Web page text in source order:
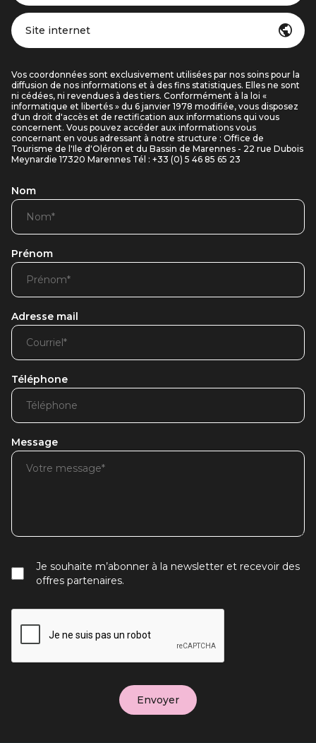
Site internet
Vos coordonnées sont exclusivement utilisées par nos soins pour la
diffusion de nos informations et à des fins statistiques. Elles ne sont
ni cédées, ni revendues à des tiers. Conformément à la loi «
informatique et libertés » du 6 janvier 1978 modifiée, vous disposez
d'un droit d'accès et de rectification aux informations qui vous
concernent. Vous pouvez accéder aux informations vous
concernant en vous adressant à notre structure : Office de
Tourisme de l'Ile d'Oléron et du Bassin de Marennes - 22 rue Dubois
Meynardie 17320 Marennes Tél : +33 (0) 5 46 85 65 23
Nom
Prénom
Adresse mail
Téléphone
Message
Je souhaite m’abonner à la newsletter et recevoir des
offres partenaires.